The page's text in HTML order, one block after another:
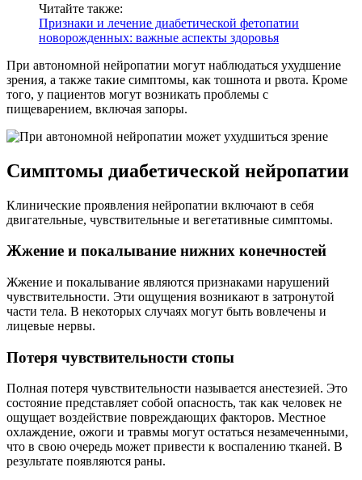
Читайте также:
Признаки и лечение диабетической фетопатии
новорожденных: важные аспекты здоровья
При автономной нейропатии могут наблюдаться ухудшение
зрения, а также такие симптомы, как тошнота и рвота. Кроме
того, у пациентов могут возникать проблемы с
пищеварением, включая запоры.
Симптомы диабетической нейропатии
Клинические проявления нейропатии включают в себя
двигательные, чувствительные и вегетативные симптомы.
Жжение и покалывание нижних конечностей
Жжение и покалывание являются признаками нарушений
чувствительности. Эти ощущения возникают в затронутой
части тела. В некоторых случаях могут быть вовлечены и
лицевые нервы.
Потеря чувствительности стопы
Полная потеря чувствительности называется анестезией. Это
состояние представляет собой опасность, так как человек не
ощущает воздействие повреждающих факторов. Местное
охлаждение, ожоги и травмы могут остаться незамеченными,
что в свою очередь может привести к воспалению тканей. В
результате появляются раны.